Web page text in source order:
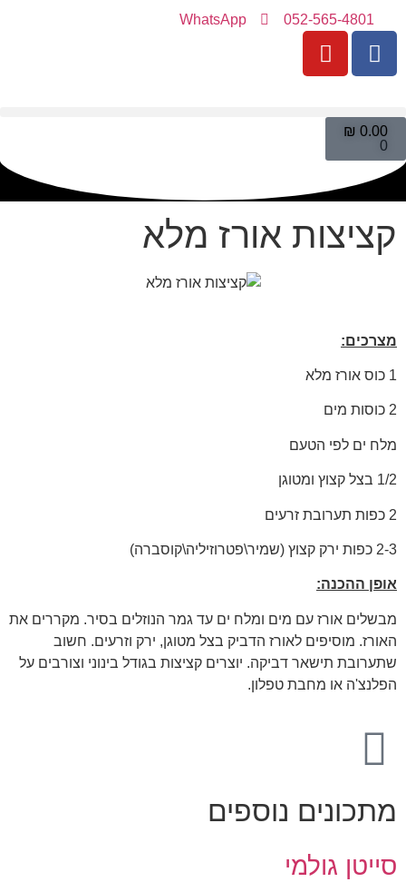
052-565-4801
WhatsApp
₪ 0.00
0
קציצות אורז מלא
מצרכים:
1 כוס אורז מלא
2 כוסות מים
מלח ים לפי הטעם
1/2 בצל קצוץ ומטוגן
2 כפות תערובת זרעים
2-3 כפות ירק קצוץ (שמיר\פטרוזיליה\קוסברה)
אופן ההכנה:
מבשלים אורז עם מים ומלח ים עד גמר הנוזלים בסיר. מקררים את
האורז. מוסיפים לאורז הדביק בצל מטוגן, ירק וזרעים. חשוב
שתערובת תישאר דביקה. יוצרים קציצות בגודל בינוני וצורבים על
הפלנצ'ה או מחבת טפלון.
מתכונים נוספים
סייטן גולמי